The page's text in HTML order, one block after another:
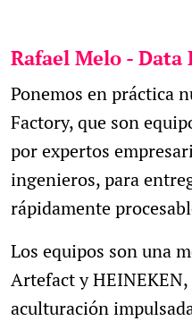
Rafael Melo -
Ponemos en práctica
Factory, que son
por expertos
ingenieros, para
rápidamente
Los equipos son una
Artefact y
aculturación